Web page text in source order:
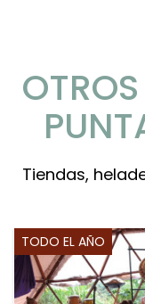
Tiendas,
TODO EL AÑO